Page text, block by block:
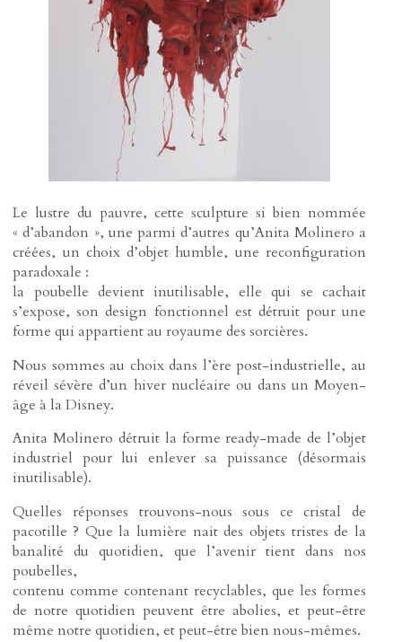
Le lustre du pauvre, cette sculpture si bien nommée
« d’abandon », une parmi d’autres qu’Anita Molinero a
créées, un choix d’objet humble, une reconfiguration
paradoxale :
la poubelle devient inutilisable, elle qui se cachait
s’expose, son design fonctionnel est détruit pour une
forme qui appartient au royaume des sorcières.
Nous sommes au choix dans l’ère post-industrielle, au
réveil sévère d’un hiver nucléaire ou dans un Moyen-
âge à la Disney.
Anita Molinero détruit la forme ready-made de l’objet
industriel pour lui enlever sa puissance (désormais
inutilisable).
Quelles réponses trouvons-nous sous ce cristal de
pacotille ? Que la lumière nait des objets tristes de la
banalité du quotidien, que l’avenir tient dans nos
poubelles,
contenu comme contenant recyclables, que les formes
de notre quotidien peuvent être abolies, et peut-être
même notre quotidien, et peut-être bien nous-mêmes.